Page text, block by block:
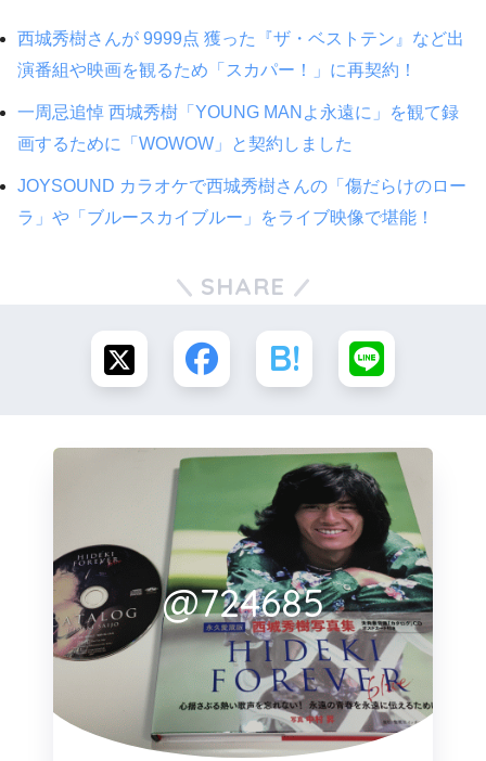
西城秀樹さんが 9999点 獲った『ザ・ベストテン』など出
演番組や映画を観るため「スカパー！」に再契約！
一周忌追悼 西城秀樹「YOUNG MANよ永遠に」を観て録
画するために「WOWOW」と契約しました
JOYSOUND カラオケで西城秀樹さんの「傷だらけのロー
ラ」や「ブルースカイブルー」をライブ映像で堪能！
SHARE
@724685